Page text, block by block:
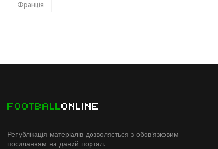
Франція
FOOTBALLONLINE
Републікація матеріалів дозволяється з обов'язковим
посиланням на даний портал.